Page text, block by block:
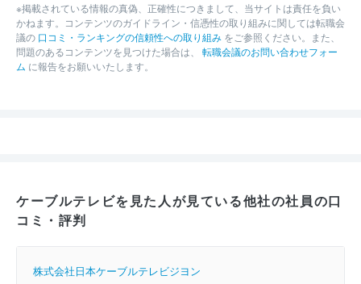
※掲載されている情報の真偽、正確性につきまして、当サイトは責任を負い
かねます。コンテンツのガイドライン・信憑性の取り組みに関しては転職会
議の 口コミ・ランキングの信頼性への取り組み をご参照ください。また、
問題のあるコンテンツを見つけた場合は、 転職会議のお問い合わせフォー
ム に報告をお願いいたします。
ケーブルテレビを見た人が見ている他社の社員の口
コミ・評判
株式会社日本ケーブルテレビジヨン